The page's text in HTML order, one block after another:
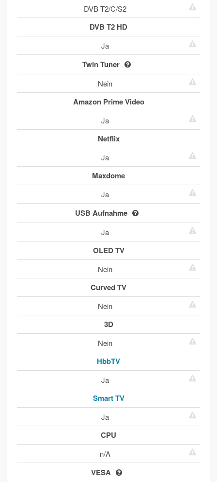
DVB T2/C/S2
DVB T2 HD
Ja
Twin Tuner
Nein
Amazon Prime Video
Ja
Netflix
Ja
Maxdome
Ja
USB Aufnahme
Ja
OLED TV
Nein
Curved TV
Nein
3D
Nein
HbbTV
Ja
Smart TV
Ja
CPU
n/A
VESA